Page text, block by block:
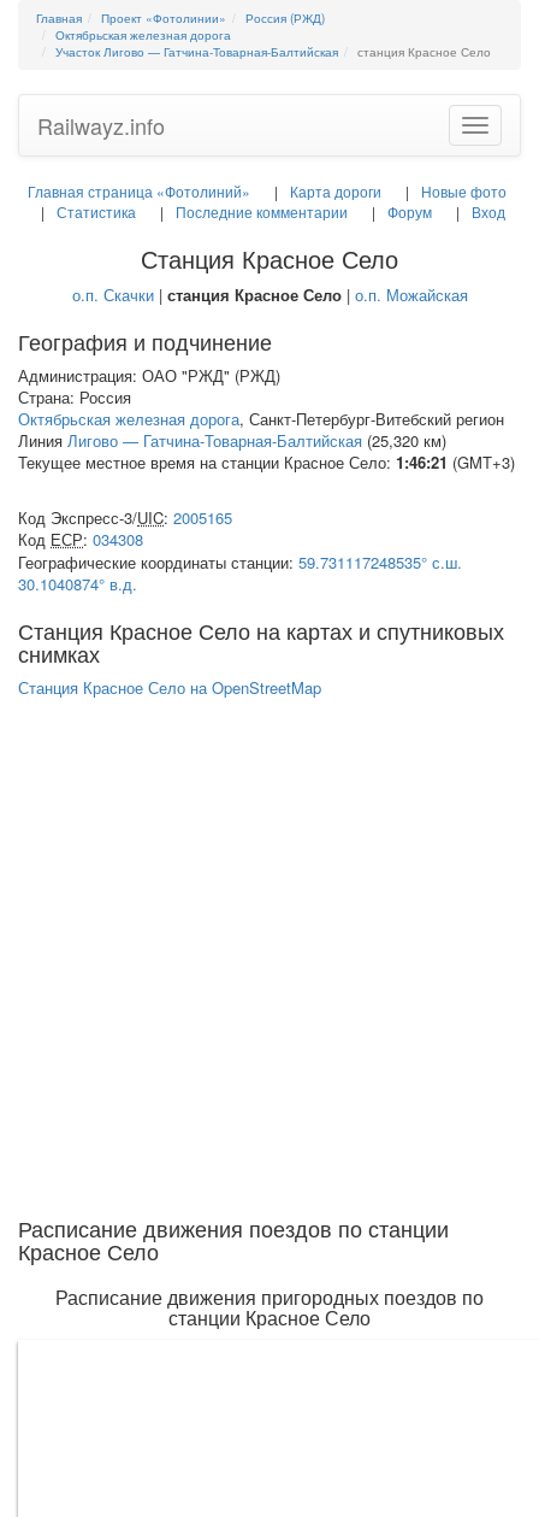
Главная Проект «Фотолинии»
Россия (РЖД)
Октябрьская железная дорога
Участок Лигово — Гатчина-Товарная-Балтийская
станция Красное Село
Toggle
Railwayz.info
Главная страница «Фотолиний» Карта дороги
Новые фото
Статистика
Последние комментарии Форум Вход
Станция Красное Село
о.п. Скачки| станция Красное Село| о.п. Можайская
География и подчинение
Администрация: ОАО "РЖД" (РЖД)
Страна: Россия
Октябрьская железная дорога, Санкт-Петербург-Витебский регион
Линия Лигово — Гатчина-Товарная-Балтийская (25,320 км)
Текущее местное время на станции Красное Село: 1:46:21 (GMT+3)
Код Экспресс-3/UIC: 2005165
Код ЕСР: 034308
Географические координаты станции: 59.731117248535° с.ш.
30.1040874° в.д.
Станция Красное Село на картах и спутниковых
снимках
Станция Красное Село на OpenStreetMap
Расписание движения поездов по станции
Красное Село
Расписание движения пригородных поездов по
станции Красное Село